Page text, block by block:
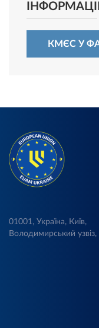
КМЄС У
01001, Україна, Київ,
Володимирський узвіз,